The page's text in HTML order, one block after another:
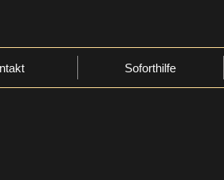
Soforthilfe